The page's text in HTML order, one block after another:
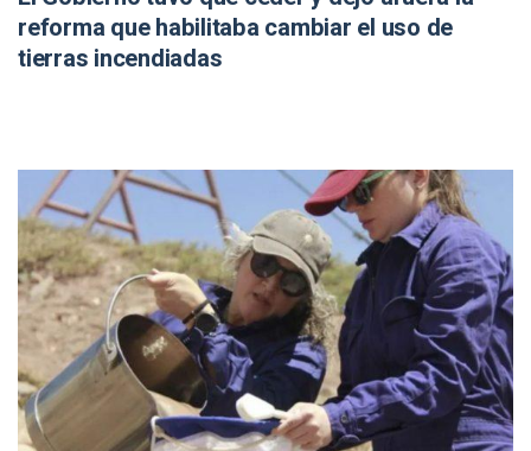
reforma que habilitaba cambiar el uso de
tierras incendiadas